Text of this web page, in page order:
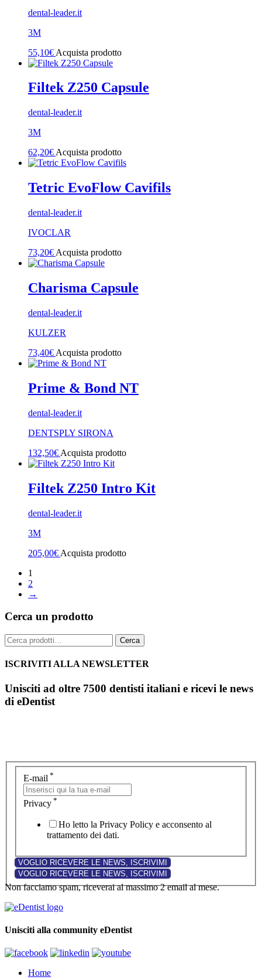
dental-leader.it
3M
55,10€ Acquista prodotto
Filtek Z250 Capsule
dental-leader.it
3M
62,20€ Acquista prodotto
Tetric EvoFlow Cavifils
dental-leader.it
IVOCLAR
73,20€ Acquista prodotto
Charisma Capsule
dental-leader.it
KULZER
73,40€ Acquista prodotto
Prime & Bond NT
dental-leader.it
DENTSPLY SIRONA
132,50€ Acquista prodotto
Filtek Z250 Intro Kit
dental-leader.it
3M
205,00€ Acquista prodotto
1
2
→
Cerca un prodotto
Cerca: Cerca
ISCRIVITI ALLA NEWSLETTER
Unisciti ad oltre 7500 dentisti italiani e ricevi le news
di eDentist
E-mail *
Privacy *
Ho letto la Privacy Policy e acconsento al
trattamento dei dati.
Non facciamo spam, riceverai al massimo 2 email al mese.
Unisciti alla community eDentist
Home